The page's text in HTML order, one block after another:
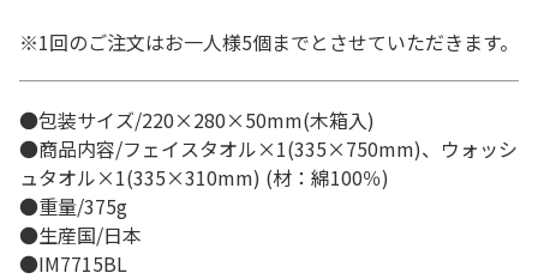
※1回のご注文はお一人様5個までとさせていただきます。
●包装サイズ/220×280×50mm(木箱入)
●商品内容/フェイスタオル×1(335×750mm)、ウォッシ
ュタオル×1(335×310mm) (材：綿100％)
●重量/375g
●生産国/日本
●IM7715BL